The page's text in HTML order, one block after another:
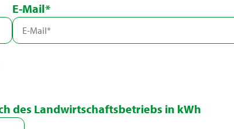
E-Mail*
des Landwirtschaftsbetriebs in kWh